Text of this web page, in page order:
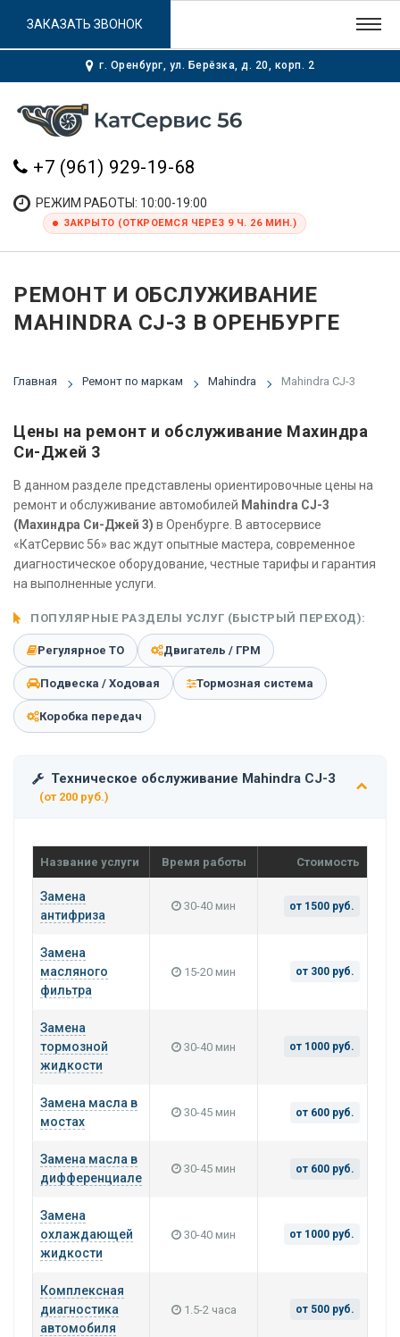
г. Оренбург, ул. Берёзка, д. 20, корп. 2
+7 (961) 929-19-68
РЕЖИМ РАБОТЫ: 10:00-19:00
ЗАКРЫТО (ОТКРОЕМСЯ ЧЕРЕЗ 9 Ч. 26 МИН.)
ЗАКАЗАТЬ ЗВОНОК
РЕМОНТ И ОБСЛУЖИВАНИЕ
MAHINDRA CJ-3 В ОРЕНБУРГЕ
Главная Ремонт по маркам Mahindra Mahindra CJ-3
Цены на ремонт и обслуживание Махиндра
Си-Джей 3
В данном разделе представлены ориентировочные цены на
ремонт и обслуживание автомобилей Mahindra CJ-3
(Махиндра Си-Джей 3) в Оренбурге. В автосервисе
«КатСервис 56» вас ждут опытные мастера, современное
диагностическое оборудование, честные тарифы и гарантия
на выполненные услуги.
ПОПУЛЯРНЫЕ РАЗДЕЛЫ УСЛУГ (БЫСТРЫЙ ПЕРЕХОД):
Регулярное ТО Двигатель / ГРМ
Подвеска / Ходовая Тормозная система
Коробка передач
Техническое обслуживание Mahindra CJ-3
(от 200 руб.)
Название услуги Время работы Стоимость
Замена
антифриза
30-40 мин от 1500 руб.
Замена
масляного
фильтра
15-20 мин от 300 руб.
Замена
тормозной
жидкости
30-40 мин от 1000 руб.
Замена масла в
мостах
30-45 мин от 600 руб.
Замена масла в
дифференциале
30-45 мин от 600 руб.
Замена
охлаждающей
жидкости
30-40 мин от 1000 руб.
Комплексная
диагностика
автомобиля
1.5-2 часа от 500 руб.